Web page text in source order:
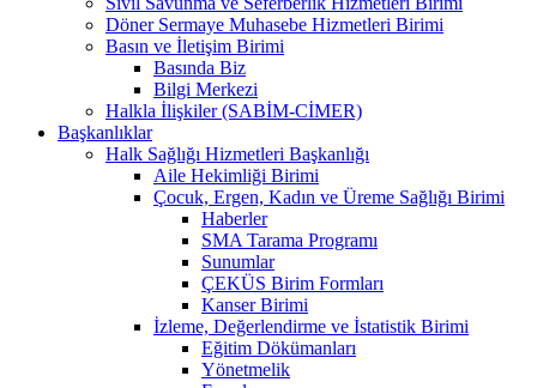
Döner Sermaye Muhasebe Hizmetleri Birimi
Basın ve İletişim Birimi
Basında Biz
Bilgi Merkezi
Halkla İlişkiler (SABİM-CİMER)
Başkanlıklar
Halk Sağlığı Hizmetleri Başkanlığı
Aile Hekimliği Birimi
Çocuk, Ergen, Kadın ve Üreme Sağlığı Birimi
Haberler
SMA Tarama Programı
Sunumlar
ÇEKÜS Birim Formları
Kanser Birimi
İzleme, Değerlendirme ve İstatistik Birimi
Eğitim Dökümanları
Yönetmelik